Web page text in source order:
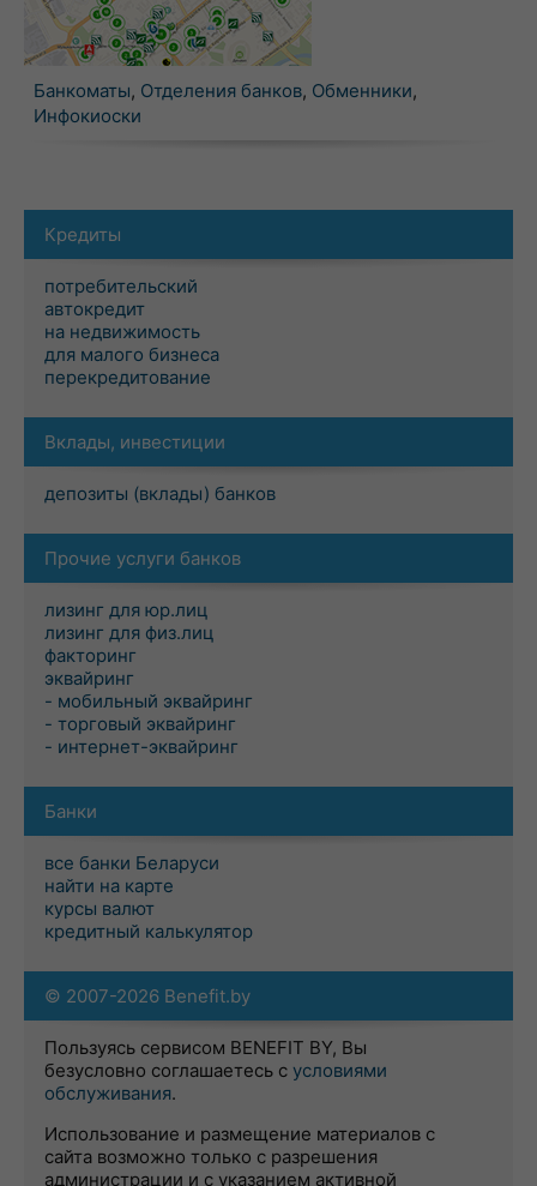
Банкоматы, Отделения банков, Обменники,
Инфокиоски
Кредиты
потребительский
автокредит
на недвижимость
для малого бизнеса
перекредитование
Вклады, инвестиции
депозиты (вклады) банков
Прочие услуги банков
лизинг для юр.лиц
лизинг для физ.лиц
факторинг
эквайринг
- мобильный эквайринг
- торговый эквайринг
- интернет-эквайринг
Банки
все банки Беларуси
найти на карте
курсы валют
кредитный калькулятор
© 2007-2026 Benefit.by
Пользуясь сервисом BENEFIT BY, Вы
безусловно соглашаетесь с условиями
обслуживания.
Использование и размещение материалов с
сайта возможно только с разрешения
администрации и с указанием активной